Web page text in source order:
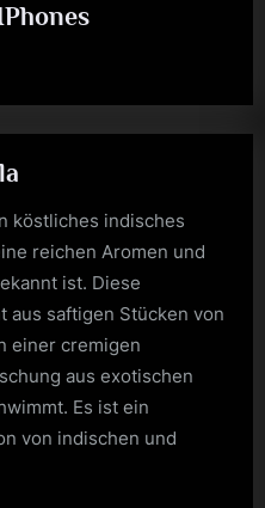
köstliches indisches
reichen Aromen und
ist. Diese
aus saftigen Stücken von
einer cremigen
aus exotischen
Es ist ein
von indischen und